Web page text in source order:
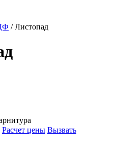
/ Листопад
Расчет цены Вызвать